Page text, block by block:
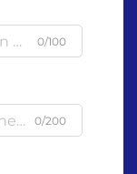
0/100
0/200